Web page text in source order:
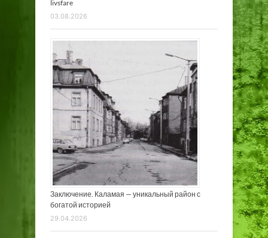
livsfare
03.08.2026
Заключение. Каламая — уникальный район с
богатой историей
29.04.2026